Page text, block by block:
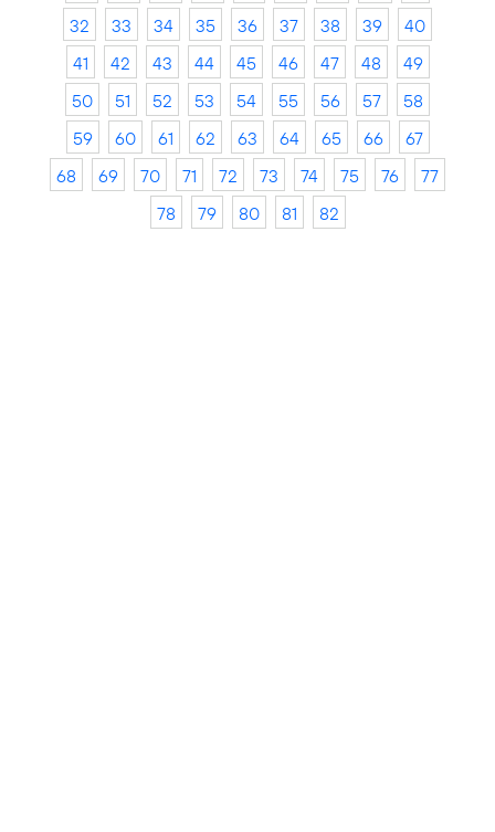
32
33 34 35 36 37 38 39
40
41
42 43 44 45 46 47 48
49
50
51 52 53 54 55 56 57
58
59
60 61 62 63 64 65 66
67
68
69 70 71 72 73 74 75 76
77
78
79 80 81 82